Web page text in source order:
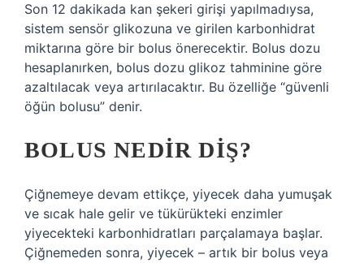
Son 12 dakikada kan şekeri girişi yapılmadıysa,
sistem sensör glikozuna ve girilen karbonhidrat
miktarına göre bir bolus önerecektir. Bolus dozu
hesaplanırken, bolus dozu glikoz tahminine göre
azaltılacak veya artırılacaktır. Bu özelliğe “güvenli
öğün bolusu” denir.
BOLUS NEDIR DIŞ?
Çiğnemeye devam ettikçe, yiyecek daha yumuşak
ve sıcak hale gelir ve tükürükteki enzimler
yiyecekteki karbonhidratları parçalamaya başlar.
Çiğnemeden sonra, yiyecek – artık bir bolus veya